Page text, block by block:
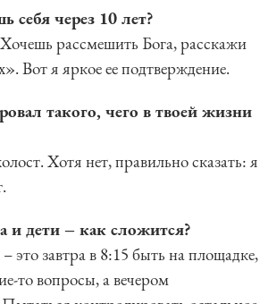
через 10 лет?
рассмешить Бога, расскажи
Вот я яркое ее подтверждение.
такого, чего в твоей жизни
Хотя нет, правильно сказать: я
и дети – как сложится?
это завтра в 8:15 быть на площадке,
то вопросы, а вечером